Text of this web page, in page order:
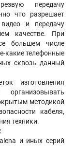
передачу
что разрешает
и передачу
качестве. При
большем числе
какие телефонные
сквозь данный
изготовления
методикой
кабеля,
техники.
и иных серий